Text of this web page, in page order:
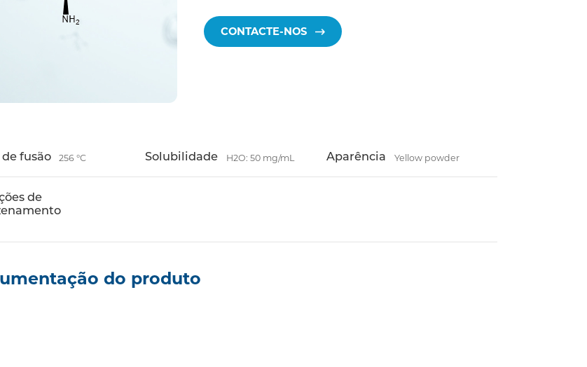
CONTACTE-NOS
fusão 256 °C Solubilidade H2O: 50 mg/mL Aparência Yellow powder
de
do produto